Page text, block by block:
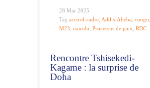
28 Mar 2025
Tag accord-cadre Addis-Abeba congo
M23 nairobi Processus de paix RDC
Rencontre Tshisekedi-
Kagame : la surprise de
Doha